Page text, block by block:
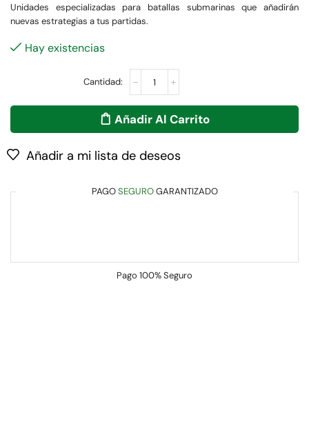
Unidades especializadas para batallas submarinas que añadirán
nuevas estrategias a tus partidas.
Hay existencias
Añadir Al Carrito
Añadir a mi lista de deseos
PAGOSEGUROGARANTIZADO
Pago 100% Seguro